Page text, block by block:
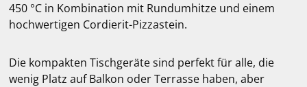
450 °C in Kombination mit Rundumhitze und einem
hochwertigen Cordierit-Pizzastein.
Die kompakten Tischgeräte sind perfekt für alle, die
wenig Platz auf Balkon oder Terrasse haben, aber